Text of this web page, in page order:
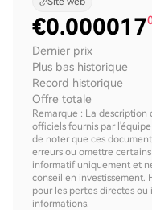
€0.000017
Dernier prix
Plus bas historique
Record historique
Offre totale
Remarque : La
officiels fournis par
de noter que ces
erreurs ou omettre
informatif uniquement et
conseil en investissement.
pour les pertes directes
informations.